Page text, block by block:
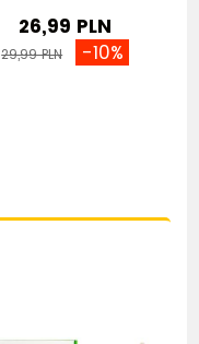
26,99 PLN
29,99 PLN -10%